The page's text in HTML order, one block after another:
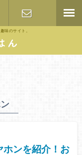
味のサイト。
お問い合わ
ホンを紹介！お